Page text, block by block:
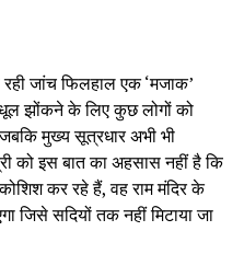
रही जांच फिलहाल एक ‘मजाक’
झोंकने के लिए कुछ लोगों को
जबकि मुख्य सूत्रधार अभी भी
को इस बात का अहसास नहीं है कि
कर रहे हैं, वह राम मंदिर के
जिसे सदियों तक नहीं मिटाया जा